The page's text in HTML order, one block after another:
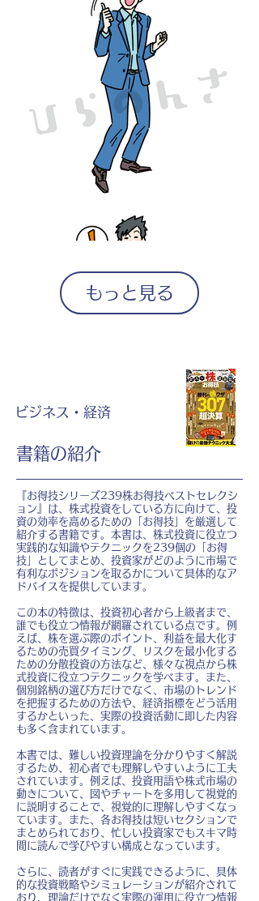
もっと見る
ビジネス・経済
書籍の紹介
『お得技シリーズ239株お得技ベストセレクシ
ョン』は、株式投資をしている方に向けて、投
資の効率を高めるための「お得技」を厳選して
紹介する書籍です。本書は、株式投資に役立つ
実践的な知識やテクニックを239個の「お得
技」としてまとめ、投資家がどのように市場で
有利なポジションを取るかについて具体的なア
ドバイスを提供しています。
この本の特徴は、投資初心者から上級者まで、
誰でも役立つ情報が網羅されている点です。例
えば、株を選ぶ際のポイント、利益を最大化す
るための売買タイミング、リスクを最小化する
ための分散投資の方法など、様々な視点から株
式投資に役立つテクニックを学べます。また、
個別銘柄の選び方だけでなく、市場のトレンド
を把握するための方法や、経済指標をどう活用
するかといった、実際の投資活動に即した内容
も多く含まれています。
本書では、難しい投資理論を分かりやすく解説
するため、初心者でも理解しやすいように工夫
されています。例えば、投資用語や株式市場の
動きについて、図やチャートを多用して視覚的
に説明することで、視覚的に理解しやすくなっ
ています。また、各お得技は短いセクションで
まとめられており、忙しい投資家でもスキマ時
間に読んで学びやすい構成となっています。
さらに、読者がすぐに実践できるように、具体
的な投資戦略やシミュレーションが紹介されて
おり、理論だけでなく実際の運用に役立つ情報